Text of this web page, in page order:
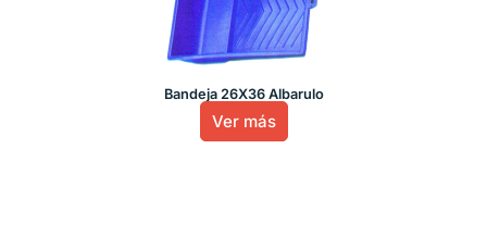
Bandeja 26X36 Albarulo
Ver más